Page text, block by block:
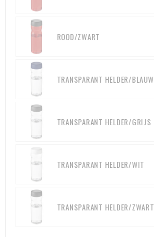
ROOD/ZWART
TRANSPARANT HELDER/BLAUW
TRANSPARANT HELDER/GRIJS
TRANSPARANT HELDER/WIT
TRANSPARANT HELDER/ZWART